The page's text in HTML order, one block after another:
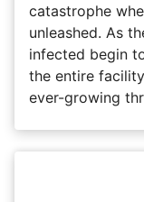
catastrophe
unleashed. As
infected begin
the entire
ever-growing